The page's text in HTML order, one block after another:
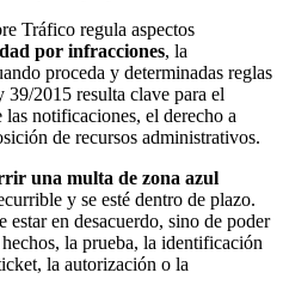
Tráfico regula aspectos
por infracciones, la
proceda y determinadas reglas
39/2015 resulta clave para el
notificaciones, el derecho a
de recursos administrativos.
una multa de zona azul
y se esté dentro de plazo.
en desacuerdo, sino de poder
la prueba, la identificación
la autorización o la